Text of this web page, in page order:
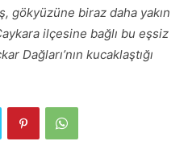
gökyüzüne biraz daha yakın
ilçesine bağlı bu eşsiz
Dağları’nın kucaklaştığı